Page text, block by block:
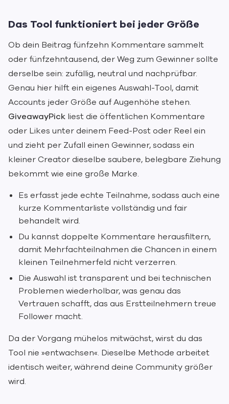
Das Tool funktioniert bei jeder Größe
Ob dein Beitrag fünfzehn Kommentare sammelt
oder fünfzehntausend, der Weg zum Gewinner sollte
derselbe sein: zufällig, neutral und nachprüfbar.
Genau hier hilft ein eigenes Auswahl-Tool, damit
Accounts jeder Größe auf Augenhöhe stehen.
GiveawayPick liest die öffentlichen Kommentare
oder Likes unter deinem Feed-Post oder Reel ein
und zieht per Zufall einen Gewinner, sodass ein
kleiner Creator dieselbe saubere, belegbare Ziehung
bekommt wie eine große Marke.
Es erfasst jede echte Teilnahme, sodass auch eine
kurze Kommentarliste vollständig und fair
behandelt wird.
Du kannst doppelte Kommentare herausfiltern,
damit Mehrfachteilnahmen die Chancen in einem
kleinen Teilnehmerfeld nicht verzerren.
Die Auswahl ist transparent und bei technischen
Problemen wiederholbar, was genau das
Vertrauen schafft, das aus Erstteilnehmern treue
Follower macht.
Da der Vorgang mühelos mitwächst, wirst du das
Tool nie »entwachsen«. Dieselbe Methode arbeitet
identisch weiter, während deine Community größer
wird.